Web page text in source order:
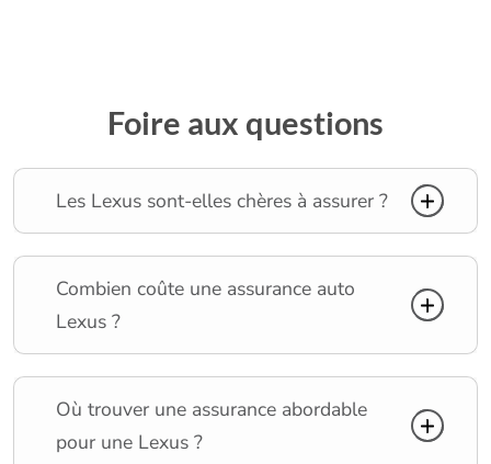
Foire aux questions
Les Lexus sont-elles chères à assurer ?
Combien coûte une assurance auto
Lexus ?
Où trouver une assurance abordable
pour une Lexus ?